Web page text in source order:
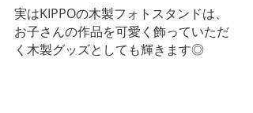
実はKIPPOの木製フォトスタンドは、
お子さんの作品を可愛く飾っていただ
く木製グッズとしても輝きます◎